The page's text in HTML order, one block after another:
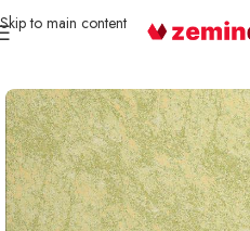
Skip to main content